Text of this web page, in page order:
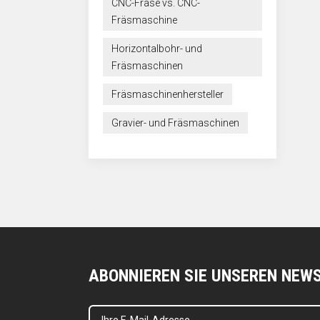
CNC-Fräse vs. CNC-
Fräsmaschine
Horizontalbohr- und
Fräsmaschinen
Fräsmaschinenhersteller
Gravier- und Fräsmaschinen
ABONNIEREN SIE UNSEREN